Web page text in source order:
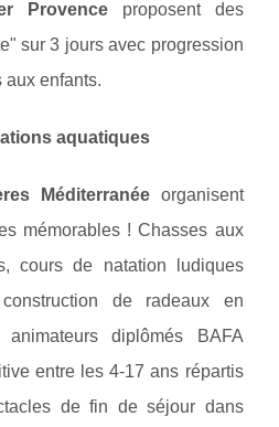
Provence proposent des
sur 3 jours avec progression
aux enfants.
aquatiques
Méditerranéeorganisent
mémorables ! Chasses aux
cours de natation ludiques
de radeaux en
diplômés BAFA
entre les 4-17 ans répartis
de fin de séjour dans